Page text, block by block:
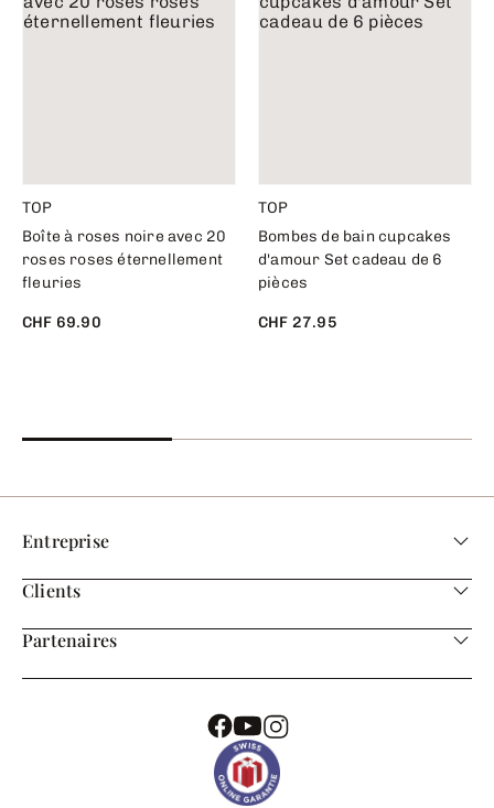
TOP
Boîte à roses noire avec 20
roses roses éternellement
fleuries
CHF 69.90
TOP
Bombes de bain cupcakes
d'amour Set cadeau de 6
pièces
CHF 27.95
Entreprise
Clients
Partenaires